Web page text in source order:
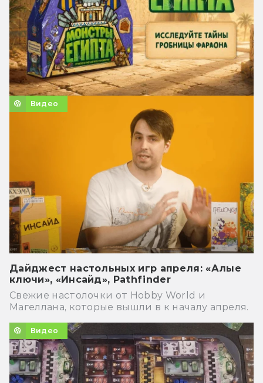
Видео
Дайджест настольных игр апреля: «Алые
ключи», «Инсайд», Pathfinder
Свежие настолочки от Hobby World и
Магеллана, которые вышли в к началу апреля.
Видео